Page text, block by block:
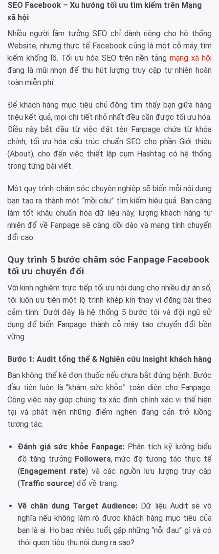
SEO Facebook – Xu hướng tối ưu tìm kiếm trên Mạng
xã hội
Nhiều người lầm tưởng SEO chỉ dành riêng cho hệ thống
Website, nhưng thực tế Facebook cũng là một cỗ máy tìm
kiếm khổng lồ. Tối ưu hóa SEO trên nền tảngmạng xã hội
đang là mũi nhọn để thu hút lượng truy cập tự nhiên hoàn
toàn miễn phí.
Để khách hàng mục tiêu chủ động tìm thấy bạn giữa hàng
triệu kết quả, mọi chi tiết nhỏ nhất đều cần được tối ưu hóa.
Điều này bắt đầu từ việc đặt tên Fanpage chứa từ khóa
chính, tối ưu hóa cấu trúc chuẩn SEO cho phần Giới thiệu
(About), cho đến việc thiết lập cụm Hashtag có hệ thống
trong từng bài viết.
Một quy trình chăm sóc chuyên nghiệp sẽ biến mỗi nội dung
bạn tạo ra thành một “mồi câu” tìm kiếm hiệu quả. Bạn càng
làm tốt khâu chuẩn hóa dữ liệu này, lượng khách hàng tự
nhiên đổ về Fanpage sẽ càng dồi dào và mang tính chuyển
đổi cao.
Quy trình 5 bước chăm sóc Fanpage Facebook
tối ưu chuyển đổi
Với kinh nghiệm trực tiếp tối ưu nội dung cho nhiều dự án số,
tôi luôn ưu tiên một lộ trình khép kín thay vì đăng bài theo
cảm tính. Dưới đây là hệ thống 5 bước tôi và đội ngũ sử
dụng để biến Fanpage thành cỗ máy tạo chuyển đổi bền
vững.
Bước 1: Audit tổng thể & Nghiên cứu Insight khách hàng
Bạn không thể kê đơn thuốc nếu chưa bắt đúng bệnh. Bước
đầu tiên luôn là “khám sức khỏe” toàn diện cho Fanpage.
Công việc này giúp chúng ta xác định chính xác vị thế hiện
tại và phát hiện những điểm nghẽn đang cản trở luồng
tương tác.
Đánh giá sức khỏe Fanpage:Phân tích kỹ lưỡng biểu
đồ tăng trưởng Followers, mức độ tương tác thực tế
(Engagement rate) và các nguồn lưu lượng truy cập
(Traffic source) đổ về trang.
Vẽ chân dung Target Audience: Dữ liệu Audit sẽ vô
nghĩa nếu không làm rõ được khách hàng mục tiêu của
bạn là ai. Họ bao nhiêu tuổi, gặp những “nỗi đau” gì và có
thói quen tiêu thụ nội dung ra sao?